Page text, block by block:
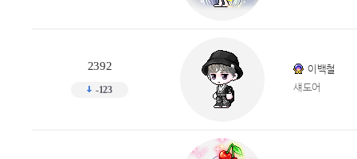
2392
-123
이백철
섀도어